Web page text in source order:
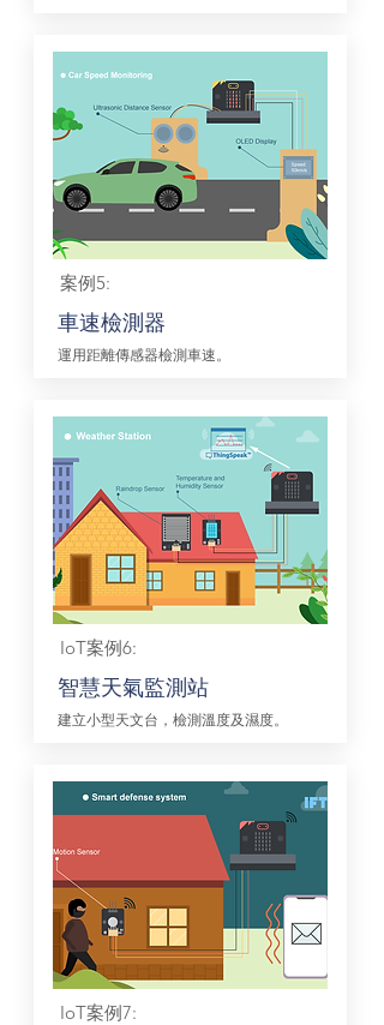
案例5:
車速檢測器
運用距離傳感器檢測車速。
IoT案例6:
智慧天氣監測站
建立小型天文台，檢測溫度及濕度。
IoT案例7: